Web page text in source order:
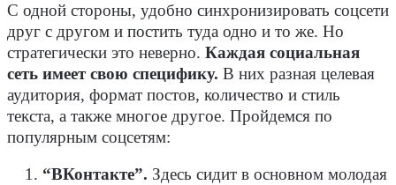
С одной стороны, удобно синхронизировать соцсети
друг с другом и постить туда одно и то же. Но
стратегически это неверно. Каждая социальная
сеть имеет свою специфику. В них разная целевая
аудитория, формат постов, количество и стиль
текста, а также многое другое. Пройдемся по
популярным соцсетям:
“ВКонтакте”. Здесь сидит в основном молодая